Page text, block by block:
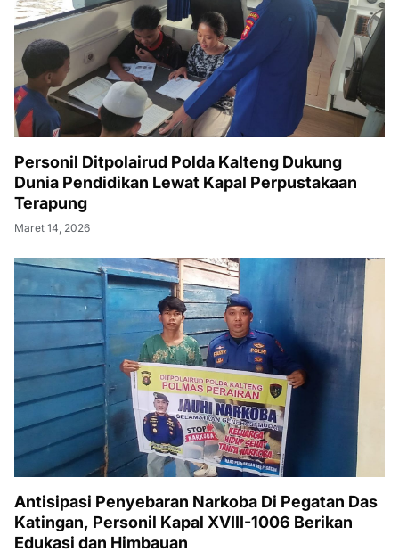
Personil Ditpolairud Polda Kalteng Dukung
Dunia Pendidikan Lewat Kapal Perpustakaan
Terapung
Maret 14, 2026
Antisipasi Penyebaran Narkoba Di Pegatan Das
Katingan, Personil Kapal XVIII-1006 Berikan
Edukasi dan Himbauan